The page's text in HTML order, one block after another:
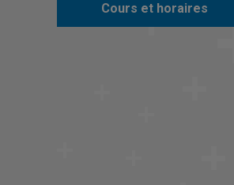
Cours et horaires